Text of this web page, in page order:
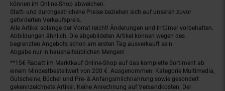
können im Online-Shop abweichen.
Statt- und durchgestrichene Preise beziehen sich auf unseren zuvor
geforderten Verkaufspreis.
Alle Artikel solange der Vorrat reicht! Änderungen und Irrtümer vorbehalten.
Abbildungen ähnlich. Die abgebildeten Artikel können wegen des
begrenzten Angebots schon am ersten Tag ausverkauft sein.
Abgabe nur in haushaltsüblichen Mengen!
**15€ Rabatt im Marktkauf Online-Shop auf das komplette Sortiment ab
einem Mindestbestellwert von 200 €. Ausgenommen: Kategorie Multimedia,
Gutscheine, Bücher und Pre- & Anfangsmilchnahrung sowie gesondert
gekennzeichnete Artikel. Keine Anrechnung auf Versandkosten. Der